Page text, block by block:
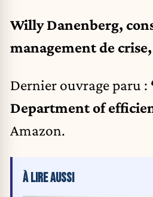
Willy Danenberg,
management de crise,
Dernier ouvrage paru :
Department of
Amazon.
À LIRE AUSSI